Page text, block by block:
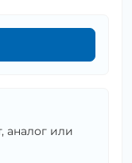
аналог или